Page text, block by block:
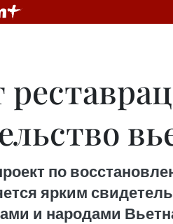
по
ярким
и народами